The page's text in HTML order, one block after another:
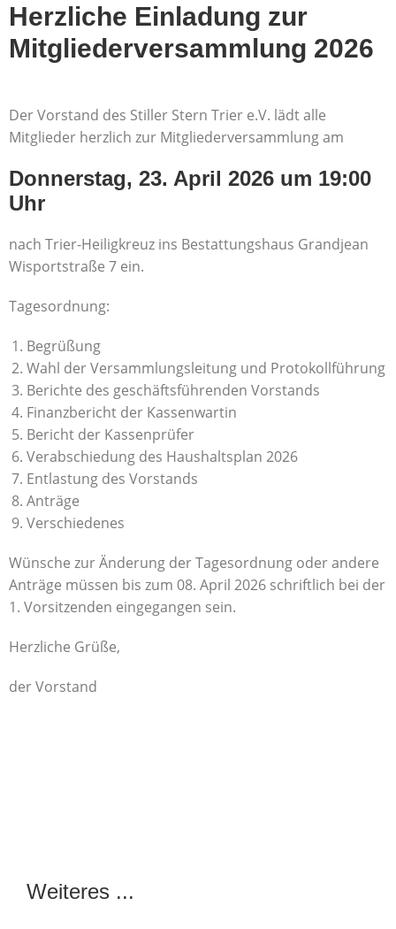
Herzliche Einladung zur
Mitgliederversammlung 2026
Der Vorstand des Stiller Stern Trier e.V. lädt alle
Mitglieder herzlich zur Mitgliederversammlung am
Donnerstag, 23. April 2026 um 19:00
Uhr
nach Trier-Heiligkreuz ins Bestattungshaus Grandjean
Wisportstraße 7 ein.
Tagesordnung:
Begrüßung
Wahl der Versammlungsleitung und Protokollführung
Berichte des geschäftsführenden Vorstands
Finanzbericht der Kassenwartin
Bericht der Kassenprüfer
Verabschiedung des Haushaltsplan 2026
Entlastung des Vorstands
Anträge
Verschiedenes
Wünsche zur Änderung der Tagesordnung oder andere
Anträge müssen bis zum 08. April 2026 schriftlich bei der
1. Vorsitzenden eingegangen sein.
Herzliche Grüße,
der Vorstand
Weiteres ...